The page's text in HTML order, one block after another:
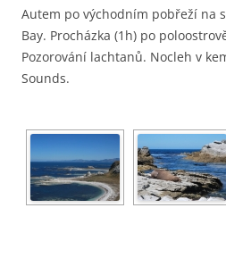
Autem po východním pobřeží na
Bay. Procházka (1h) po
Pozorování lachtanů. Nocleh v
Sounds.